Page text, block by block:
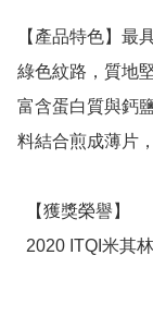
【產品特色】最
綠色紋路，質地
富含蛋白質與鈣
料結合煎成薄片